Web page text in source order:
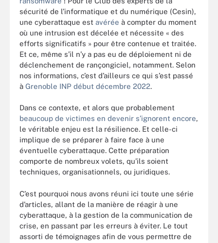
sécurité de l’informatique et du numérique (Cesin),
une cyberattaque est avérée à compter du moment
où une intrusion est décelée et nécessite « des
efforts significatifs » pour être contenue et traitée.
Et ce, même s’il n’y a pas eu de déploiement ni de
déclenchement de rançongiciel, notamment. Selon
nos informations, c’est d’ailleurs ce qui s’est passé
à Grenoble INP début décembre 2022.
Dans ce contexte, et alors que probablement
beaucoup de victimes en devenir s’ignorent encore,
le véritable enjeu est la résilience. Et celle-ci
implique de se préparer à faire face à une
éventuelle cyberattaque. Cette préparation
comporte de nombreux volets, qu’ils soient
techniques, organisationnels, ou juridiques.
C’est pourquoi nous avons réuni ici toute une série
d’articles, allant de la manière de réagir à une
cyberattaque, à la gestion de la communication de
crise, en passant par les erreurs à éviter. Le tout
assorti de témoignages afin de vous permettre de